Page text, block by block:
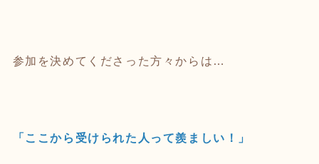
参加を決めてくださった方々からは…
「ここから受けられた人って羨ましい！」